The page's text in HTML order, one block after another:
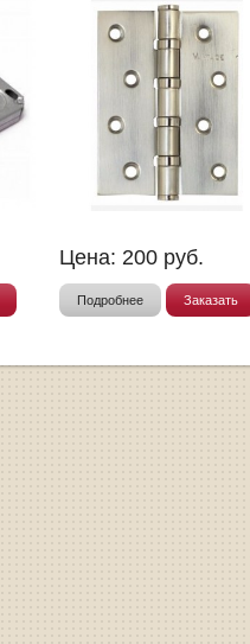
Цена: 200 руб.
Подробнее Заказать